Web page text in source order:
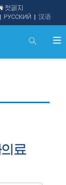
첫페지
| 汉语
| РУССКИЙ
료